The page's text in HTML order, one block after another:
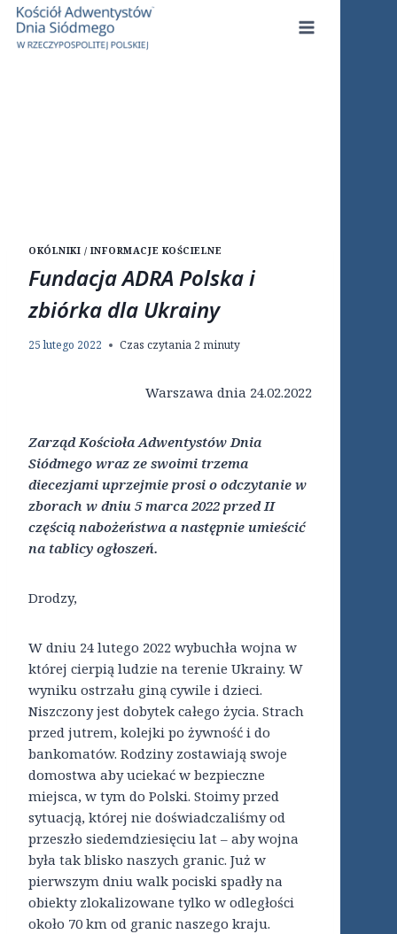
Przejdź
treści
OKÓLNIKI / INFORMACJE KOŚCIELNE
Fundacja ADRA Polska i
zbiórka dla Ukrainy
25 lutego 2022 Czas czytania 2 minuty
Warszawa dnia 24.02.2022
Zarząd Kościoła Adwentystów Dnia
Siódmego wraz ze swoimi trzema
diecezjami uprzejmie prosi o odczytanie w
zborach w dniu 5 marca 2022 przed II
częścią nabożeństwa a następnie umieścić
na tablicy ogłoszeń.
Drodzy,
W dniu 24 lutego 2022 wybuchła wojna w
której cierpią ludzie na terenie Ukrainy. W
wyniku ostrzału giną cywile i dzieci.
Niszczony jest dobytek całego życia. Strach
przed jutrem, kolejki po żywność i do
bankomatów. Rodziny zostawiają swoje
domostwa aby uciekać w bezpieczne
miejsca, w tym do Polski. Stoimy przed
sytuacją, której nie doświadczaliśmy od
przeszło siedemdziesięciu lat – aby wojna
była tak blisko naszych granic. Już w
pierwszym dniu walk pociski spadły na
obiekty zlokalizowane tylko w odległości
około 70 km od granic naszego kraju.